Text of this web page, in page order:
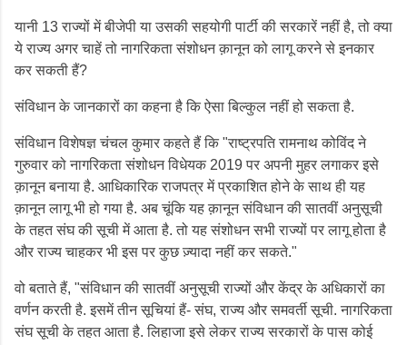
यानी 13 राज्यों में बीजेपी या उसकी सहयोगी पार्टी की सरकारें नहीं है, तो क्या
ये राज्य अगर चाहें तो नागरिकता संशोधन क़ानून को लागू करने से इनकार
कर सकती हैं?
संविधान के जानकारों का कहना है कि ऐसा बिल्कुल नहीं हो सकता है.
संविधान विशेषज्ञ चंचल कुमार कहते हैं कि "राष्ट्रपति रामनाथ कोविंद ने
गुरुवार को नागरिकता संशोधन विधेयक 2019 पर अपनी मुहर लगाकर इसे
क़ानून बनाया है. आधिकारिक राजपत्र में प्रकाशित होने के साथ ही यह
क़ानून लागू भी हो गया है. अब चूंकि यह क़ानून संविधान की सातवीं अनुसूची
के तहत संघ की सूची में आता है. तो यह संशोधन सभी राज्यों पर लागू होता है
और राज्य चाहकर भी इस पर कुछ ज़्यादा नहीं कर सकते."
वो बताते हैं, "संविधान की सातवीं अनुसूची राज्यों और केंद्र के अधिकारों का
वर्णन करती है. इसमें तीन सूचियां हैं- संघ, राज्य और समवर्ती सूची. नागरिकता
संघ सूची के तहत आता है. लिहाजा इसे लेकर राज्य सरकारों के पास कोई